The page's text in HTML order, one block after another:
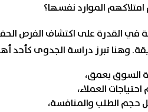
الموارد نفسها؟
في القدرة على اكتشاف الفرص
وهنا تبرز دراسة الجدوى كأحد
السوق بعمق،
العملاء،
حجم الطلب والمنافسة،